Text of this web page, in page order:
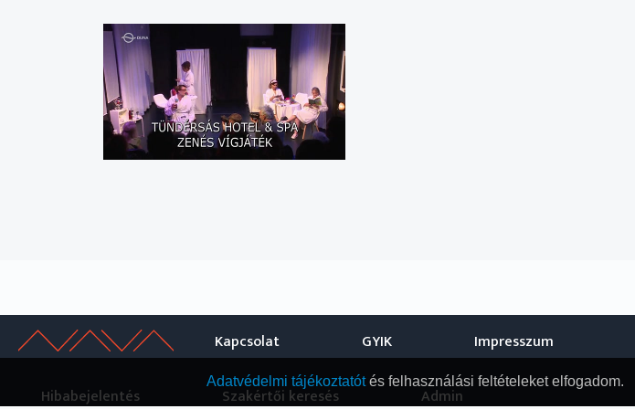
Kapcsolat GYIK Impresszum
Hibabejelentés Szakértői keresés Admin
Adatvédelmi tájékoztatótés felhasználási feltételeket elfogadom.